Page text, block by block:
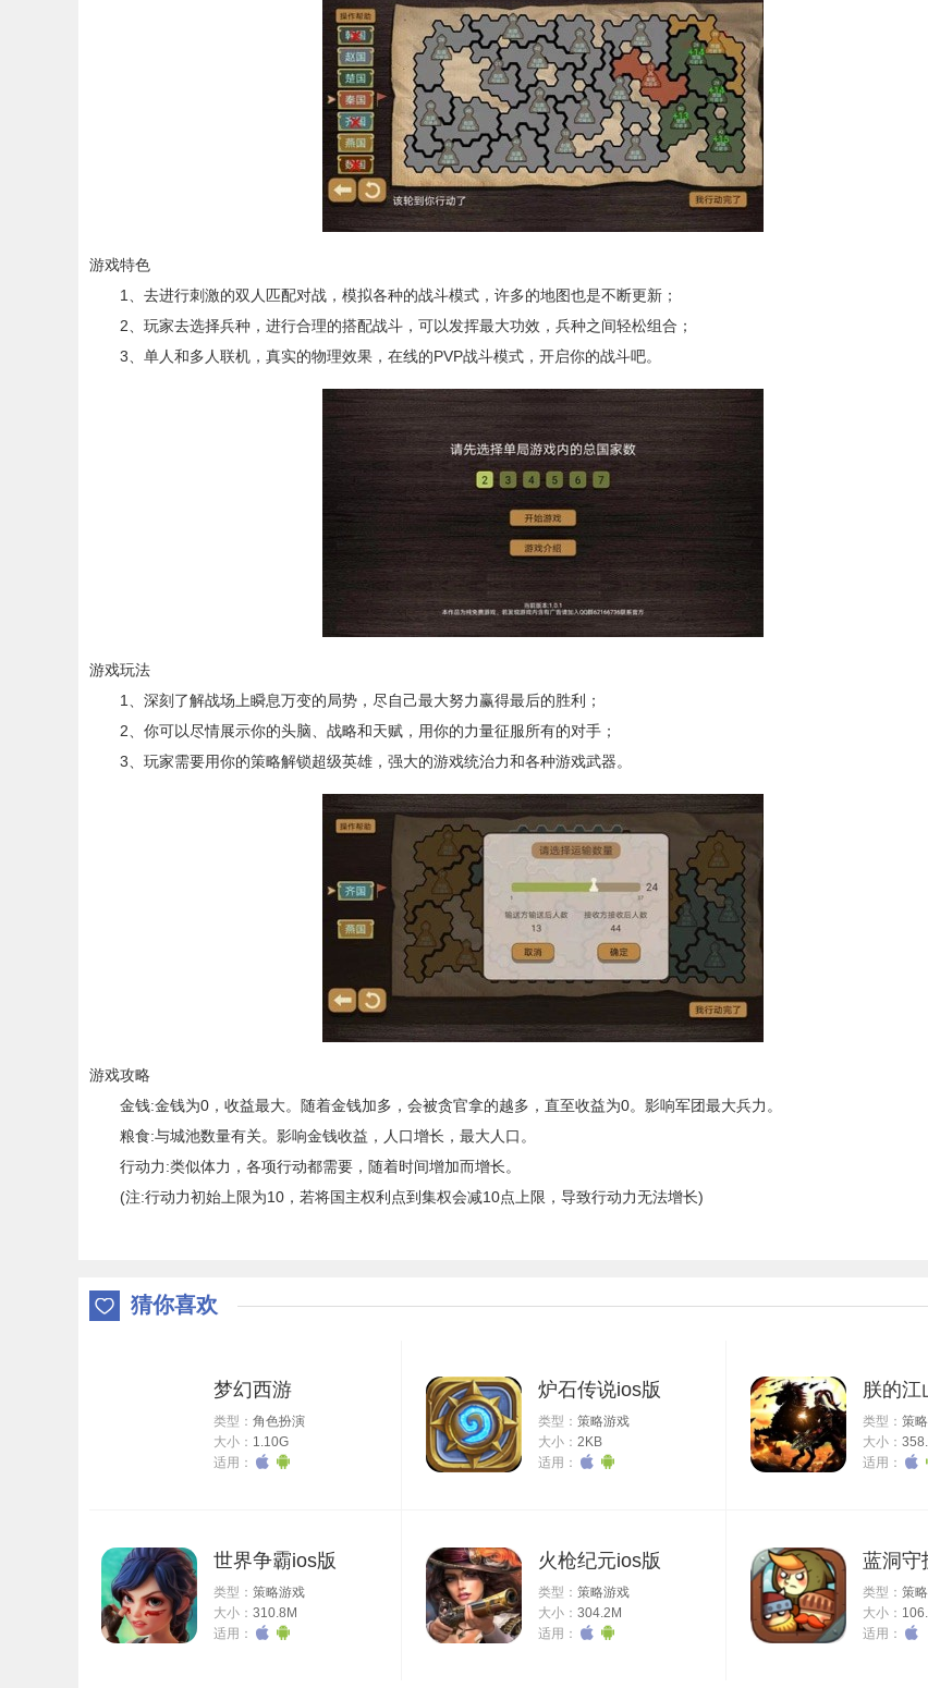
游戏特色
1、去进行刺激的双人匹配对战，模拟各种的战斗模式，许多的地图也是不断更新；
2、玩家去选择兵种，进行合理的搭配战斗，可以发挥最大功效，兵种之间轻松组合；
3、单人和多人联机，真实的物理效果，在线的PVP战斗模式，开启你的战斗吧。
游戏玩法
1、深刻了解战场上瞬息万变的局势，尽自己最大努力赢得最后的胜利；
2、你可以尽情展示你的头脑、战略和天赋，用你的力量征服所有的对手；
3、玩家需要用你的策略解锁超级英雄，强大的游戏统治力和各种游戏武器。
游戏攻略
金钱:金钱为0，收益最大。随着金钱加多，会被贪官拿的越多，直至收益为0。影响军团最大兵力。
粮食:与城池数量有关。影响金钱收益，人口增长，最大人口。
行动力:类似体力，各项行动都需要，随着时间增加而增长。
(注:行动力初始上限为10，若将国主权利点到集权会减10点上限，导致行动力无法增长)
猜你喜欢
梦幻西游
类型： 角色扮演
大小： 1.10G
适用：
炉石传说ios版
类型： 策略游戏
大小： 2KB
适用：
朕的江
类型： 策
大小：
适用：
世界争霸ios版
类型： 策略游戏
大小： 310.8M
适用：
火枪纪元ios版
类型： 策略游戏
大小： 304.2M
适用：
蓝洞守
类型： 策
大小：
适用：